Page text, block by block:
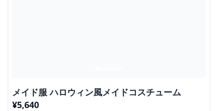
メイド服 ハロウィン風メイドコスチューム
¥5,640